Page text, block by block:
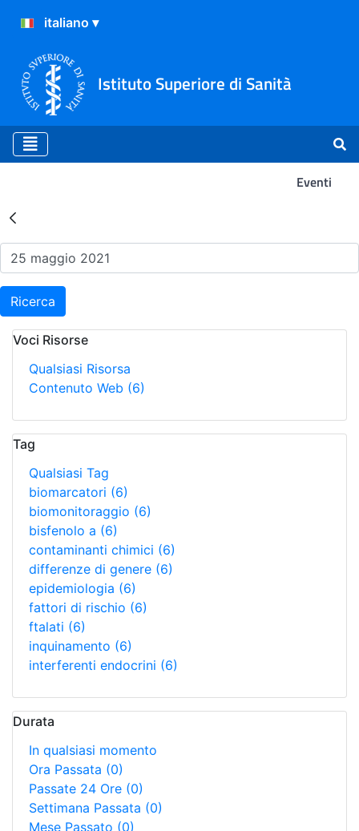
Istituto Superiore di Sanità
Eventi
Risultati della Ricerca -
Ricerca
Voci Risorse
Qualsiasi Risorsa
Contenuto Web (6)
Tag
Qualsiasi Tag
biomarcatori (6)
biomonitoraggio (6)
bisfenolo a (6)
contaminanti chimici (6)
differenze di genere (6)
epidemiologia (6)
fattori di rischio (6)
ftalati (6)
inquinamento (6)
interferenti endocrini (6)
Durata
In qualsiasi momento
Ora Passata (0)
Passate 24 Ore (0)
Settimana Passata (0)
Mese Passato (0)